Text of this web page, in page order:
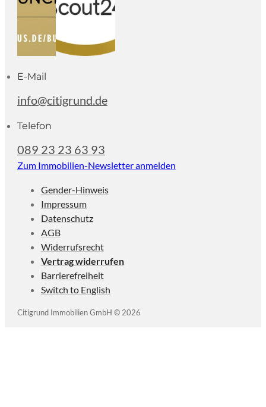
E-Mail
info@citigrund.de
Telefon
089 23 23 63 93
Zum Immobilien-Newsletter anmelden
Citigrund Immobilien GmbH © 2026
Gender-Hinweis
Impressum
Datenschutz
AGB
Widerrufsrecht
Vertrag widerrufen
Barrierefreiheit
Switch to English